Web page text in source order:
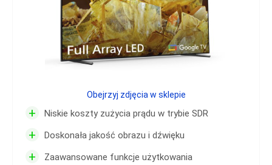
+ Niskie koszty zużycia prądu w trybie SDR
+ Doskonała jakość obrazu i dźwięku
+
Zaawansowane funkcje użytkowania
Obejrzyj zdjęcia w sklepie